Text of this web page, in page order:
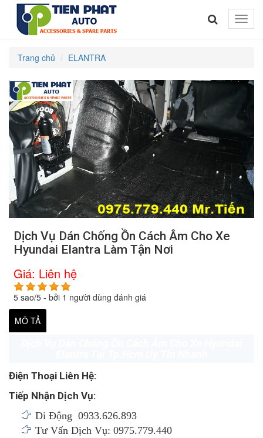
Toggle
Trang chủ ELANTRA
Dịch Vụ Dán Chống Ồn Cách Âm Cho Xe
Hyundai Elantra Làm Tận Nơi
Giá: Liên hệ
5 sao/5 - bởi 1 người dùng đánh giá
MÔ TẢ
Điện Thoại Liên Hệ:
Tiếp Nhận Dịch Vụ:
Di Động 0933.626.893
Tư Vấn Dịch Vụ: 0975.779.440